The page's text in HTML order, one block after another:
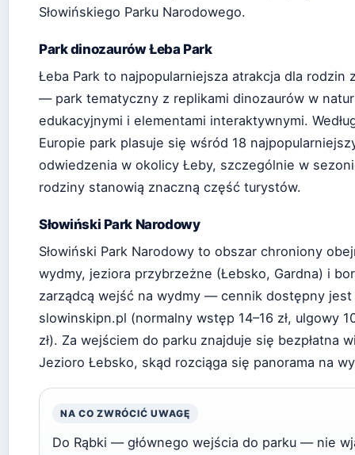
Słowińskiego Parku Narodowego.
Park dinozaurów Łeba Park
Łeba Park to najpopularniejsza atrakcja dla rodzin
— park tematyczny z replikami dinozaurów w
edukacyjnymi i elementami interaktywnymi.
Europie park plasuje się wśród 18
odwiedzenia w okolicy Łeby, szczególnie w
rodziny stanowią znaczną część turystów.
Słowiński Park Narodowy
Słowiński Park Narodowy to obszar chroniony
wydmy, jeziora przybrzeżne (Łebsko, Gardna) i
zarządcą wejść na wydmy — cennik dostępny
slowinskipn.pl (normalny wstęp 14–16 zł, ulgowy
zł). Za wejściem do parku znajduje się bezpłatna
Jezioro Łebsko, skąd rozciąga się panorama na
NA CO ZWRÓCIĆ UWAGĘ
Do Rąbki — głównego wejścia do parku — nie